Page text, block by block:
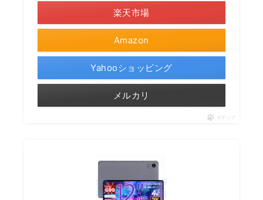
Amazon
楽天市場
Yahooショッピング
メルカリ
ポチップ